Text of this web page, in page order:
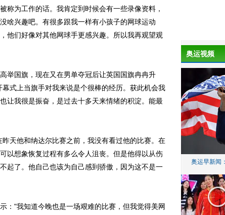
称为工作的话。我肯定到时候会有一些录像资料，
啥兴趣吧。有很多跟我一样有小孩子的网球运动
他们好像对其他网球手更感兴趣。所以我再观望观
举国旗，现在又在男单夺冠后让英国国旗冉冉升
式上当旗手对我来说是个很棒的经历。获此机会我
让我很是振奋，是过去十多天来情绪的积淀。能最
天他和纳达尔比赛之前，我没有看过他的比赛。在
以想象恢复过程有多么令人沮丧。但是他得以从伤
起了。他自己也该为自己感到骄傲，因为这不是一
："我知道今晚也是一场艰难的比赛，但我觉得美网
奥运视频
奥运早新闻